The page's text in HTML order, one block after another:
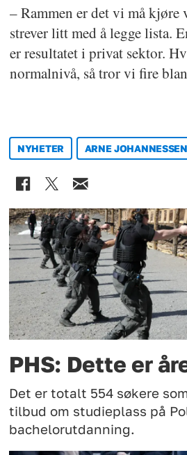
– Rammen er det vi må kjøre
strever litt med å legge lista.
er resultatet i privat sektor.
normalnivå, så tror vi fire
NYHETER ARNE JOHANNESSEN
PHS: Dette er
Det er totalt 554 søkere
tilbud om studieplass på
bachelorutdanning.